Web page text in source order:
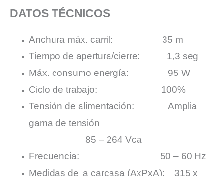
DATOS TÉCNICOS
Anchura máx. carril: 35 m
Tiempo de apertura/cierre: 1,3 seg
Máx. consumo energía: 95 W
Ciclo de trabajo: 100%
Tensión de alimentación: Amplia
gama de tensión
85 – 264 Vca
Frecuencia: 50 – 60 Hz
Medidas de la carcasa (AxPxA): 315 x